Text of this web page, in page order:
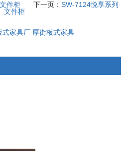
件柜 下一页： SW-7124悦享系列
文件柜
式家具厂 厚街板式家具